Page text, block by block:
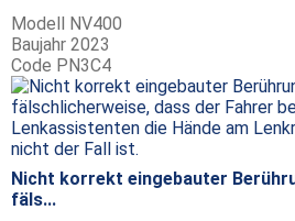
Modell NV400
Baujahr 2023
Code PN3C4
Nicht korrekt eingebauter
fäls...